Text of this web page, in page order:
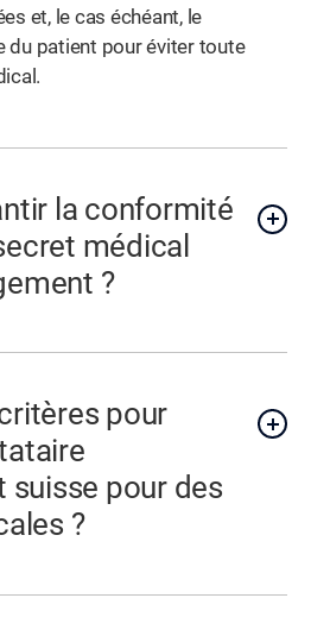
et, le cas échéant, le
du patient pour éviter toute
la conformité
médical
?
pour
suisse pour des
?